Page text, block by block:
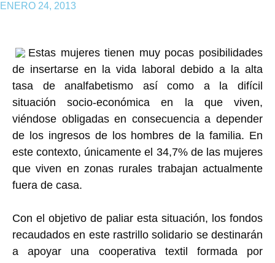
ENERO 24, 2013
Estas mujeres tienen muy pocas posibilidades
de insertarse en la vida laboral debido a la alta
tasa de analfabetismo así como a la difícil
situación socio-económica en la que viven,
viéndose obligadas en consecuencia a depender
de los ingresos de los hombres de la familia. En
este contexto, únicamente el 34,7% de las mujeres
que viven en zonas rurales trabajan actualmente
fuera de casa.
Con el objetivo de paliar esta situación, los fondos
recaudados en este rastrillo solidario se destinarán
a apoyar una cooperativa textil formada por